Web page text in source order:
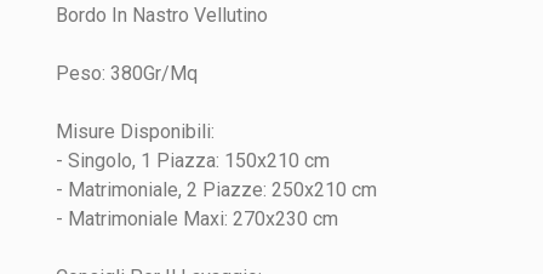
Bordo In Nastro Vellutino
Peso: 380Gr/Mq
Misure Disponibili:
- Singolo, 1 Piazza: 150x210 cm
- Matrimoniale, 2 Piazze: 250x210 cm
- Matrimoniale Maxi: 270x230 cm
Materiale
Motivo